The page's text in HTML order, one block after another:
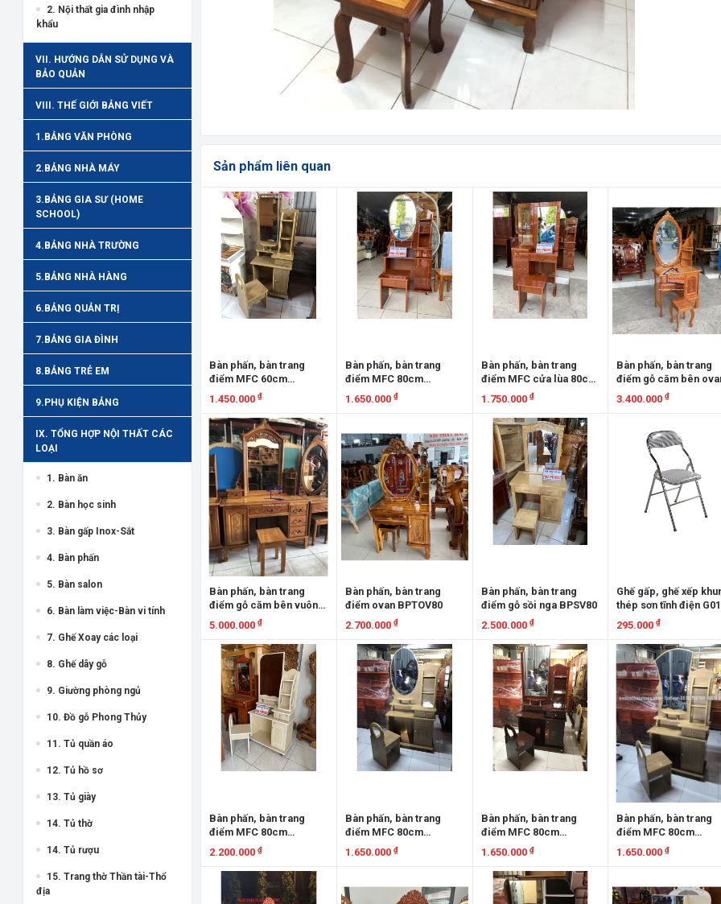
2. Nội thất gia đình nhập
khẩu
VII. HƯỚNG DẪN SỬ DỤNG VÀ
BẢO QUẢN
VIII. THẾ GIỚI BẢNG VIẾT
1.BẢNG VĂN PHÒNG
2.BẢNG NHÀ MÁY
3.BẢNG GIA SƯ (HOME
SCHOOL)
4.BẢNG NHÀ TRƯỜNG
5.BẢNG NHÀ HÀNG
6.BẢNG QUẢN TRỊ
7.BẢNG GIA ĐÌNH
8.BẢNG TRẺ EM
9.PHỤ KIỆN BẢNG
IX. TỔNG HỢP NỘI THẤT CÁC
LOẠI
1. Bàn ăn
2. Bàn học sinh
3. Bàn gấp Inox-Sắt
4. Bàn phấn
5. Bàn salon
6. Bàn làm việc-Bàn vi tính
7. Ghế Xoay các loại
8. Ghế dây gỗ
9. Giường phòng ngủ
10. Đồ gỗ Phong Thủy
11. Tủ quần áo
12. Tủ hồ sơ
13. Tủ giày
14. Tủ thờ
14. Tủ rượu
15. Trang thờ Thần tài-Thổ
địa
Sản phẩm liên quan
Bàn phấn, bàn trang
điểm MFC 60cm
BPMFC60
1.450.000 ₫
Xem chi tiết
Bàn phấn, bàn trang
điểm MFC 80cm
BPMFC80OVN
1.650.000 ₫
Bàn phấn, bàn trang
điểm MFC cửa lùa 80cm
BPMFCL80
1.750.000 ₫
Xem chi tiết
Bàn phấn, bàn trang
điểm gỗ căm bên
BPCXOV80
3.400.000₫
Bàn phấn, bàn trang
điểm gỗ căm bên vuông
BPCXV110
5.000.000 ₫
Xem chi tiết
Bàn phấn, bàn trang
điểm ovan BPTOV80
2.700.000 ₫
Xem chi tiết
Bàn phấn, bàn trang
điểm gỗ sồi nga BPSV80
2.500.000 ₫
Xem chi tiết
Ghế gấp, ghế xếp
thép sơn tĩnh điện
sọc CARO
295.000₫
Xem chi tiết
Bàn phấn, bàn trang
điểm MFC 80cm
BPMFC80VM
2.200.000 ₫
Xem chi tiết
Bàn phấn, bàn trang
điểm MFC 80cm
BPMFC80OVK
1.650.000 ₫
Bàn phấn, bàn trang
điểm MFC 80cm
BPMFC80VĐ
1.650.000 ₫
Xem chi tiết
Bàn phấn, bàn trang
điểm MFC 80cm
BPMFC80OVK
1.650.000₫